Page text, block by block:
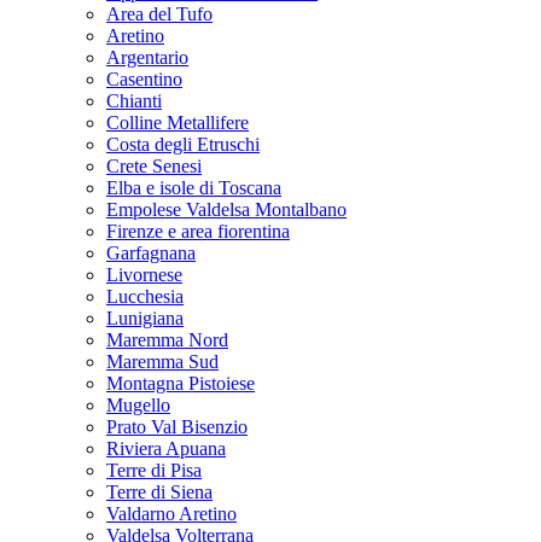
Area del Tufo
Aretino
Argentario
Casentino
Chianti
Colline Metallifere
Costa degli Etruschi
Crete Senesi
Elba e isole di Toscana
Empolese Valdelsa Montalbano
Firenze e area fiorentina
Garfagnana
Livornese
Lucchesia
Lunigiana
Maremma Nord
Maremma Sud
Montagna Pistoiese
Mugello
Prato Val Bisenzio
Riviera Apuana
Terre di Pisa
Terre di Siena
Valdarno Aretino
Valdelsa Volterrana